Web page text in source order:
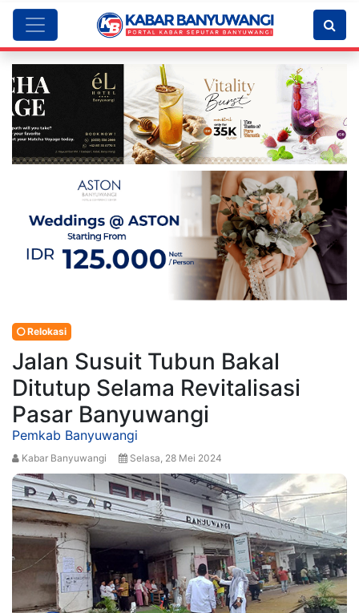
Relokasi
Jalan Susuit Tubun Bakal
Ditutup Selama Revitalisasi
Pasar Banyuwangi
Pemkab Banyuwangi
Kabar Banyuwangi Selasa, 28 Mei 2024